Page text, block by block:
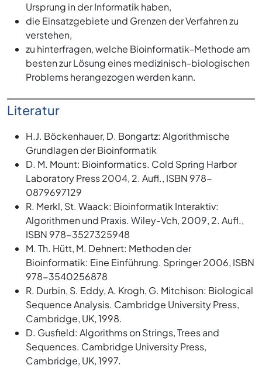
Ursprung in der Informatik haben,
die Einsatzgebiete und Grenzen der Verfahren zu
verstehen,
zu hinterfragen, welche Bioinformatik-Methode am
besten zur Lösung eines medizinisch-biologischen
Problems herangezogen werden kann.
Literatur
H.J. Böckenhauer, D. Bongartz: Algorithmische
Grundlagen der Bioinformatik
D. M. Mount: Bioinformatics. Cold Spring Harbor
Laboratory Press 2004, 2. Aufl., ISBN 978-
0879697129
R. Merkl, St. Waack: Bioinformatik Interaktiv:
Algorithmen und Praxis. Wiley-Vch, 2009, 2. Aufl.,
ISBN 978-3527325948
M. Th. Hütt, M. Dehnert: Methoden der
Bioinformatik: Eine Einführung. Springer 2006, ISBN
978-3540256878
R. Durbin, S. Eddy, A. Krogh, G. Mitchison: Biological
Sequence Analysis. Cambridge University Press,
Cambridge, UK, 1998.
D. Gusfield: Algorithms on Strings, Trees and
Sequences. Cambridge University Press,
Cambridge, UK, 1997.